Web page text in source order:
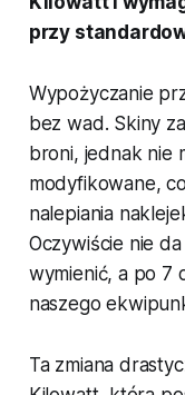
przy
Wypożyczanie
bez wad. Skiny
broni, jednak nie
modyfikowane,
nalepiania
Oczywiście nie
wymienić, a po 7
naszego
Ta zmiana